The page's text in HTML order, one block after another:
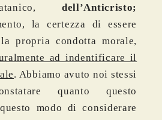
dell’Anticristo;
la certezza di essere
propria condotta morale,
ad indentificare il
. Abbiamo avuto noi stessi
quanto questo
modo di considerare